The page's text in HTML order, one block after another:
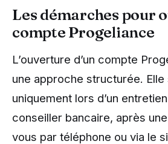
Les démarches pour
compte Progeliance
L’ouverture d’un compte
une approche structurée. Elle
uniquement lors d’un
conseiller bancaire, après
vous par téléphone ou via le